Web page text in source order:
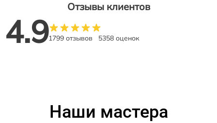
Отзывы клиентов
4.91799 отзывов 5358 оценок
Наши мастера